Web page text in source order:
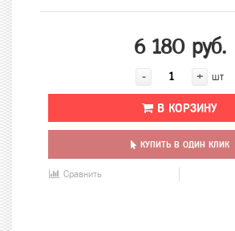
6 180 руб.
- + шт
В КОРЗИНУ
КУПИТЬ В ОДИН КЛИК
Сравнить